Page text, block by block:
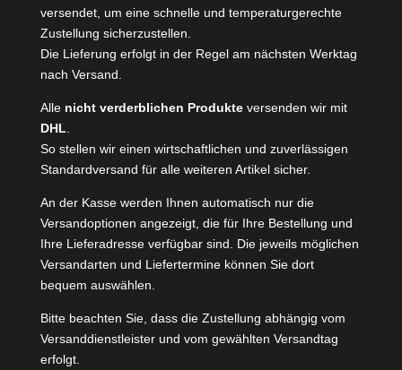
versendet, um eine schnelle und temperaturgerechte
Zustellung sicherzustellen.
Die Lieferung erfolgt in der Regel am nächsten Werktag
nach Versand.
Alle nicht verderblichen Produkteversenden wir mit
DHL
So stellen wir einen wirtschaftlichen und zuverlässigen
Standardversand für alle weiteren Artikel sicher.
An der Kasse werden Ihnen automatisch nur die
Versandoptionen angezeigt, die für Ihre Bestellung und
Ihre Lieferadresse verfügbar sind. Die jeweils möglichen
Versandarten und Liefertermine können Sie dort
bequem auswählen.
Bitte beachten Sie, dass die Zustellung abhängig vom
Versanddienstleister und vom gewählten Versandtag
erfolgt.